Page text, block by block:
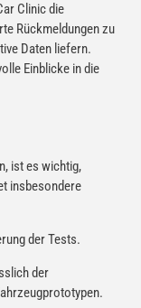
Clinic die
Rückmeldungen zu
Daten liefern.
Einblicke in die
ist es wichtig,
insbesondere
der Tests.
der